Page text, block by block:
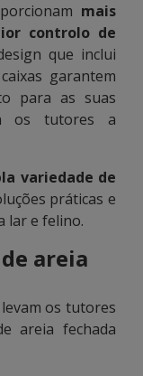
mais
controlo de
que inclui
garantem
para as suas
os tutores a
variedade de
práticas e
lar e felino.
areia
os tutores
areia fechada